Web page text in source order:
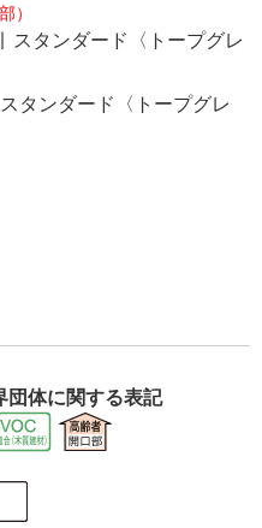
）
タンダード〈トープグレ
団体に関する表記